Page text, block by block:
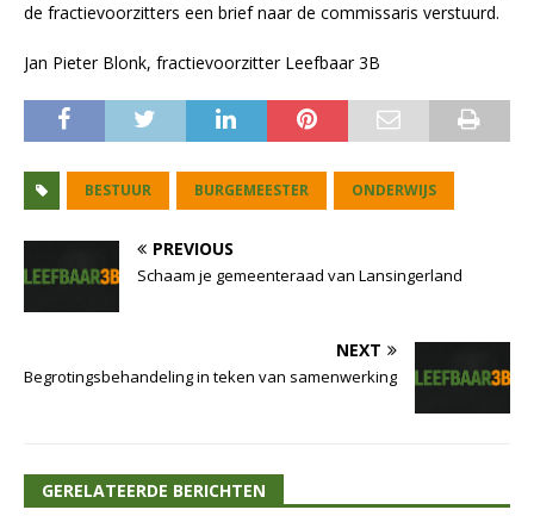
de fractievoorzitters een brief naar de commissaris verstuurd.
Jan Pieter Blonk, fractievoorzitter Leefbaar 3B
BESTUUR BURGEMEESTER ONDERWIJS
PREVIOUS
Schaam je gemeenteraad van Lansingerland
NEXT
Begrotingsbehandeling in teken van samenwerking
GERELATEERDE BERICHTEN